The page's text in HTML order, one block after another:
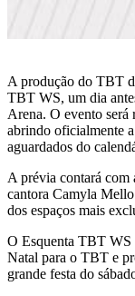
​A produção do TBT
TBT WS, um dia
Arena. O evento será
abrindo oficialmente
aguardados do
​A prévia contará com
cantora Camyla
dos espaços mais
​O Esquenta TBT WS
Natal para o TBT e
grande festa do